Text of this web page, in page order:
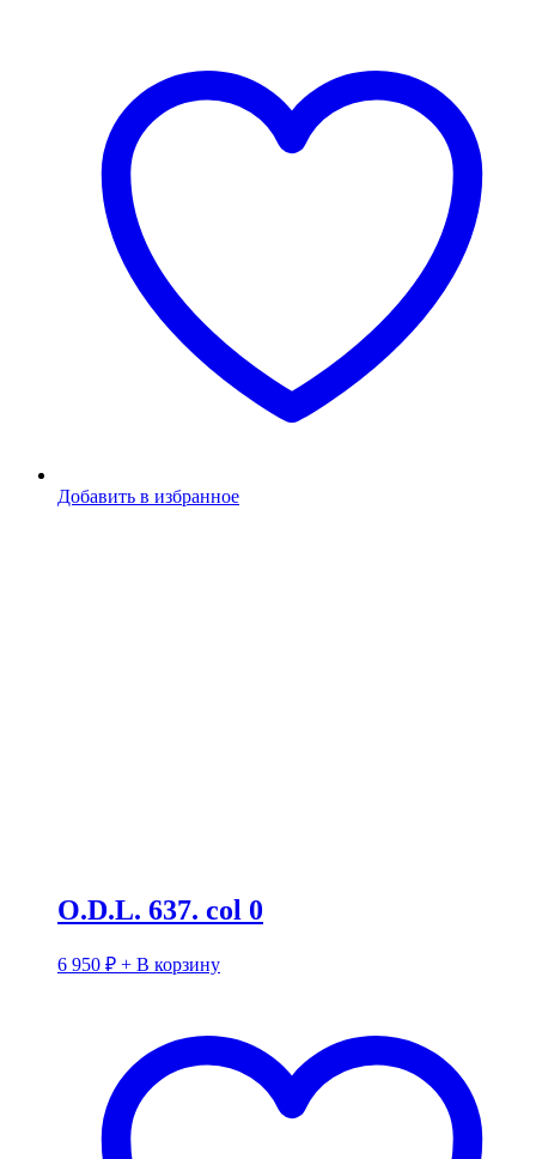
Добавить в избранное
O.D.L. 637. col 0
6 950 ₽ + В корзину